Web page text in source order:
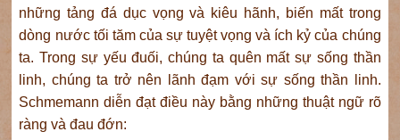
những tảng đá dục vọng và kiêu hãnh, biến mất trong
dòng nước tối tăm của sự tuyệt vọng và ích kỷ của chúng
ta. Trong sự yếu đuối, chúng ta quên mất sự sống thần
linh, chúng ta trở nên lãnh đạm với sự sống thần linh.
Schmemann diễn đạt điều này bằng những thuật ngữ rõ
ràng và đau đớn: